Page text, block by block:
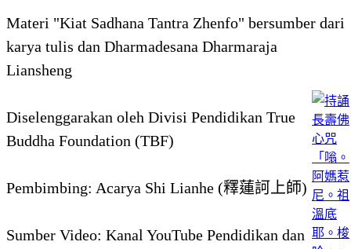
Materi "Kiat Sadhana Tantra Zhenfo" bersumber dari
karya tulis dan Dharmadesana Dharmaraja
Liansheng
Diselenggarakan oleh Divisi Pendidikan True
Buddha Foundation (TBF)
Pembimbing: Acarya Shi Lianhe (釋蓮訶上師)
Sumber Video: Kanal YouTube Pendidikan dan